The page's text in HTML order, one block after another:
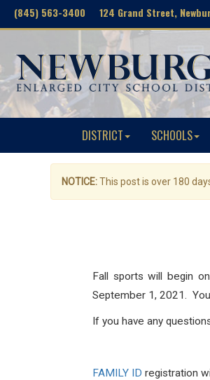
(845) 563-3400 124 Grand Street,
DISTRICT SCHOOLS
NOTICE:This post is over 180
Fall sports will begin
September 1, 2021. You
If you have any
FAMILY ID registration